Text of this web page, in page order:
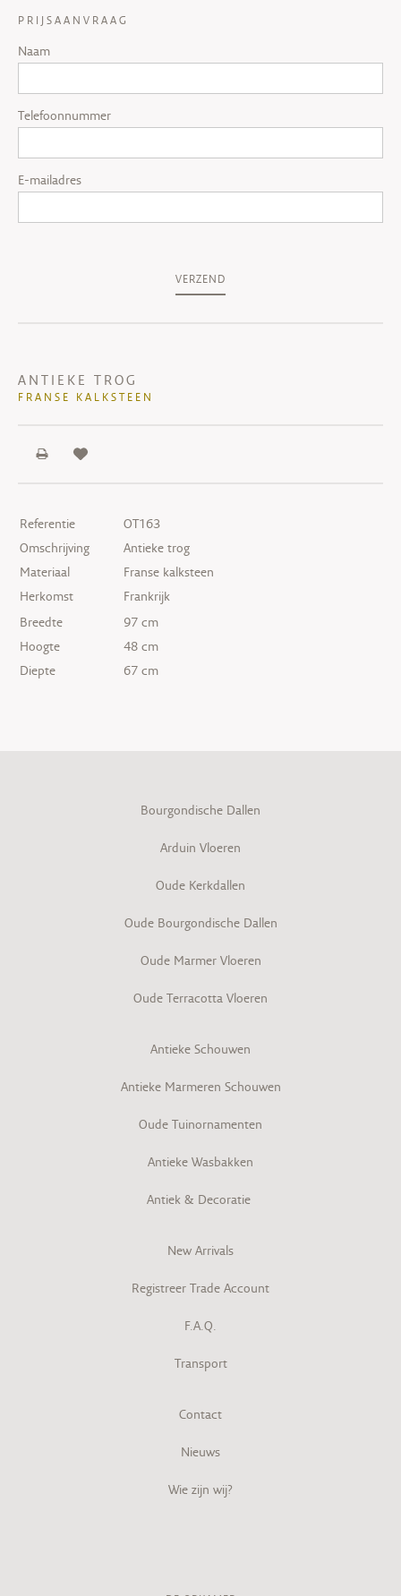
PRIJSAANVRAAG
Naam
Telefoonnummer
E-mailadres
VERZEND
ANTIEKE TROG
FRANSE KALKSTEEN
Referentie
OT163
Omschrijving
Antieke trog
Materiaal
Franse kalksteen
Herkomst
Frankrijk
Breedte
97 cm
Hoogte
48 cm
Diepte
67 cm
Bourgondische Dallen
Arduin Vloeren
Oude Kerkdallen
Oude Bourgondische Dallen
Oude Marmer Vloeren
Oude Terracotta Vloeren
Antieke Schouwen
Antieke Marmeren Schouwen
Oude Tuinornamenten
Antieke Wasbakken
Antiek & Decoratie
New Arrivals
Registreer Trade Account
F.A.Q.
Transport
Contact
Nieuws
Wie zijn wij?